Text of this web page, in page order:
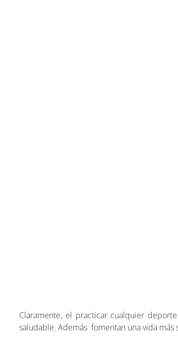
Claramente, el practicar cualquier
saludable. Además fomentan una vida